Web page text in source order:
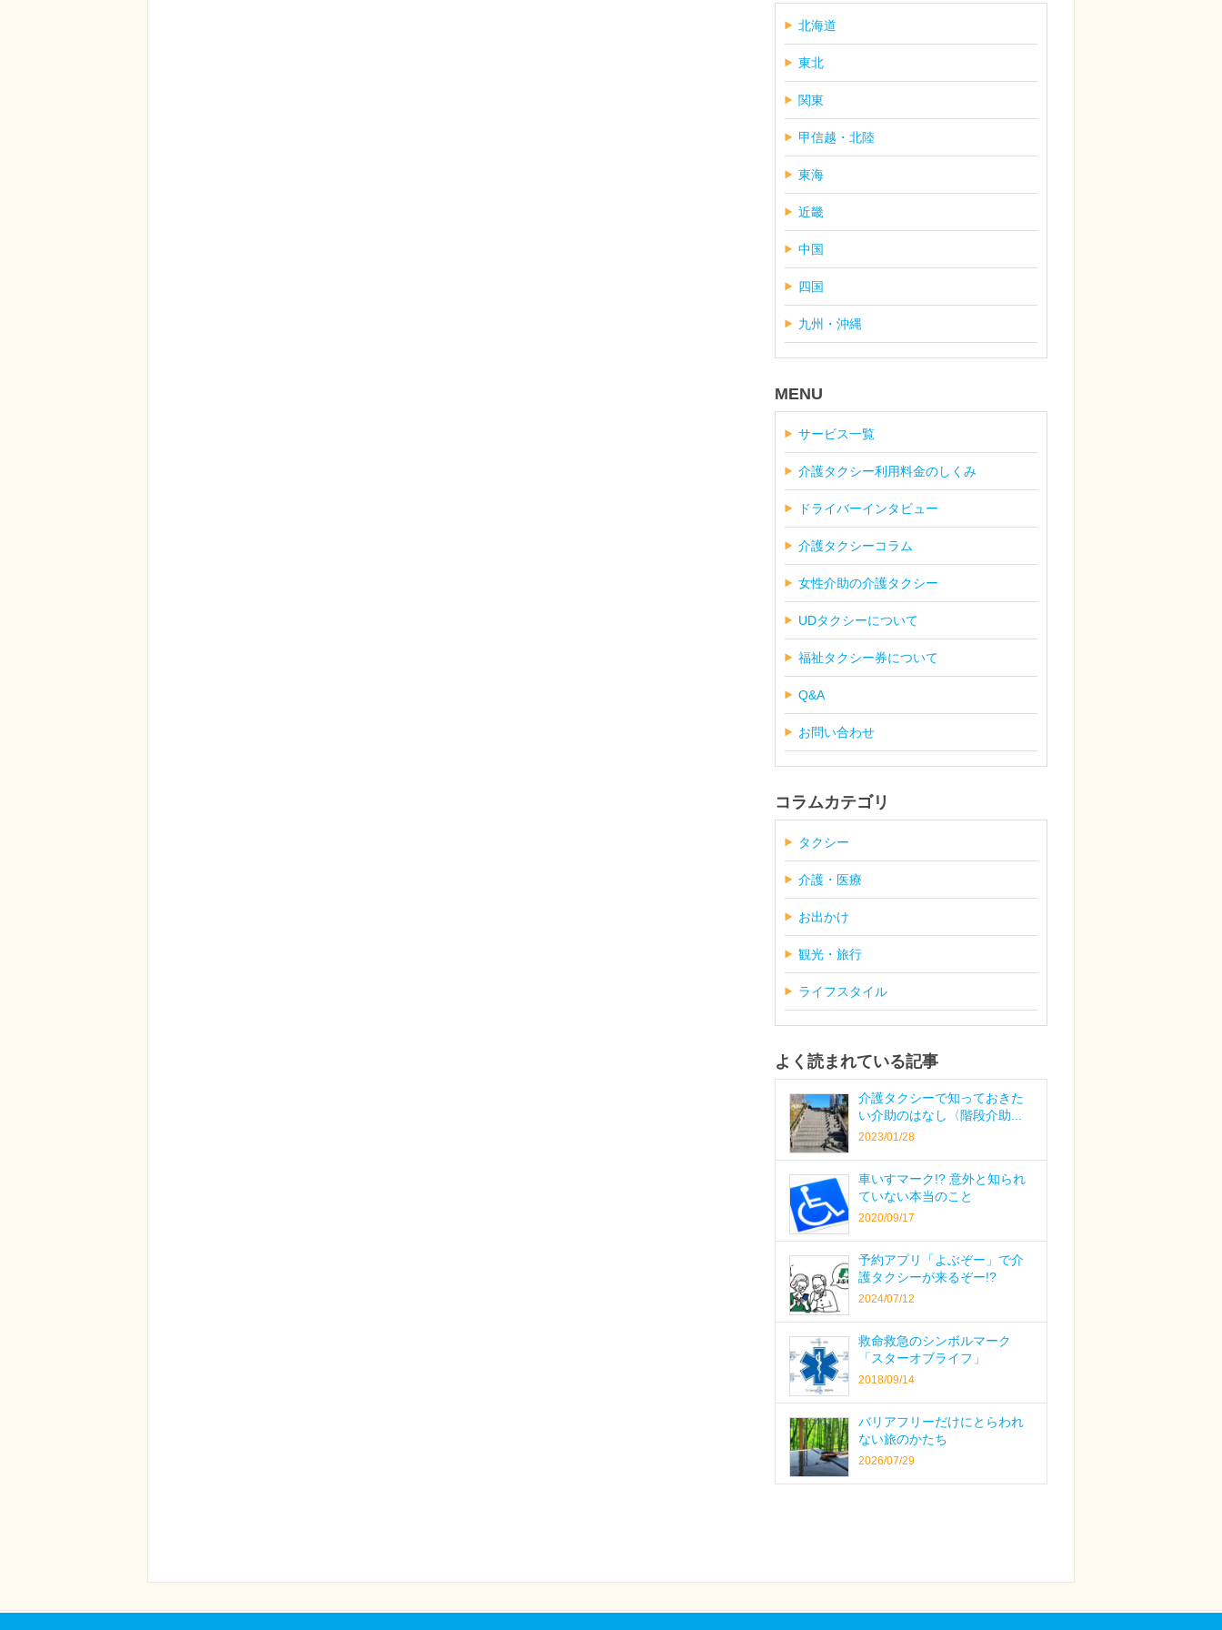
北海道
東北
関東
甲信越・北陸
東海
近畿
中国
四国
九州・沖縄
MENU
サービス一覧
介護タクシー利用料金のしくみ
ドライバーインタビュー
介護タクシーコラム
女性介助の介護タクシー
UDタクシーについて
福祉タクシー券について
Q&A
お問い合わせ
コラムカテゴリ
タクシー
介護・医療
お出かけ
観光・旅行
ライフスタイル
よく読まれている記事
介護タクシーで知っておきた
い介助のはなし〈階段介助...
2023/01/28
車いすマーク!? 意外と知られ
ていない本当のこと
2020/09/17
予約アプリ「よぶぞー」で介
護タクシーが来るぞー!?
2024/07/12
救命救急のシンボルマーク
「スターオブライフ」
2018/09/14
バリアフリーだけにとらわれ
ない旅のかたち
2026/07/29